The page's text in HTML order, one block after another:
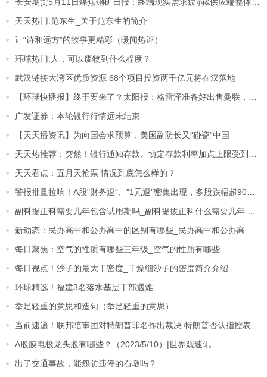
天天热门:范东生_关于范东生的简介
让“诗和远方”的故事更精彩（暖闻热评）
环球热门:人，可以废物到什么程度？
武汉链接大湾区优质资源 68个项目投资两千亿元将在汉落地
广发证券：本轮银行行情远未结束
【天天播资讯】为向国会求预算，美国副防长又“碰瓷”中国
天天看点：五月天抢票 情况到底怎么样的？
每日聚焦：空气的性质有哪些三年级_空气的性质有哪些
每日视点！沙子的最大干密度_干燥细沙子的密度简介介绍
环球精选！福建3名落水基层干部遇难
举足轻重的意思和造句（举足轻重的意思）
A股膜电极龙头股有哪些？（2023/5/10）|世界观速讯
出了交通事故，能怨防违停的石墩吗？